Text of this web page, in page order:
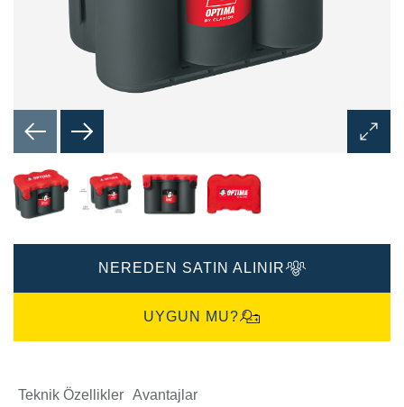
Aç
NEREDEN SATIN ALINIR
UYGUN MU?
Teknik Özellikler Avantajlar